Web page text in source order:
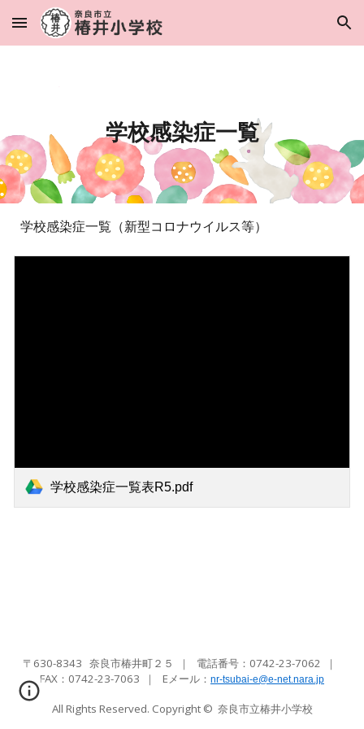
Skip to main content Skip to navigation
学校感染症一覧
学校感染症一覧（新型コロナウイルス等）
学校感染症一覧表R5.pdf
〒630-8343 奈良市椿井町２５ ｜ 電話番号：0742-23-7062 ｜
FAX： 0742-23-7063 ｜ Eメール ： nr-tsubai-e@e-net.nara.jp
All Rights Reserved. Copyright © 奈良市立椿井小学校